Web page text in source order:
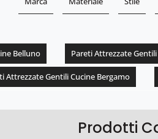
Belluno Pareti Attrezzate
Attrezzate Gentili Cucine Bergamo
Prodotti